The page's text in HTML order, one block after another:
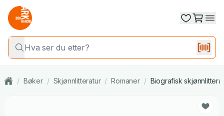
/ Bøker / Skjønnlitteratur / Romaner / Biografisk